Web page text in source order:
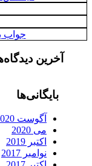
جواب بازی فندق
آخرین دیدگاه‌ها
بایگانی‌ها
آگوست 2020
می 2020
اکتبر 2019
نوامبر 2017